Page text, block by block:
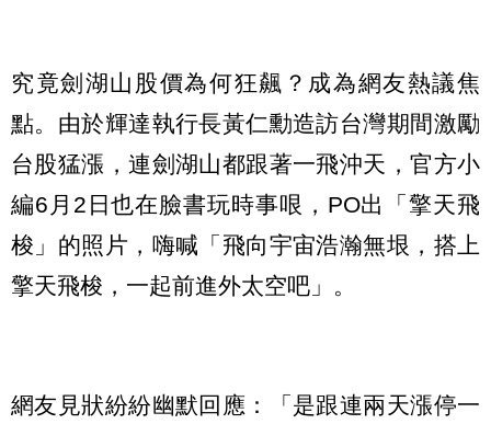
究竟劍湖山股價為何狂飆？成為網友熱議焦
點。由於輝達執行長黃仁勳造訪台灣期間激勵
台股猛漲，連劍湖山都跟著一飛沖天，官方小
編6月2日也在臉書玩時事哏，PO出「擎天飛
梭」的照片，嗨喊「飛向宇宙浩瀚無垠，搭上
擎天飛梭，一起前進外太空吧」。
網友見狀紛紛幽默回應：「是跟連兩天漲停一